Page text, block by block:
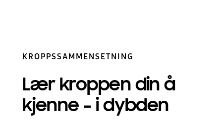
KROPPSSAMMENSETNING
Lær kroppen dinå
kjenne – i dybden